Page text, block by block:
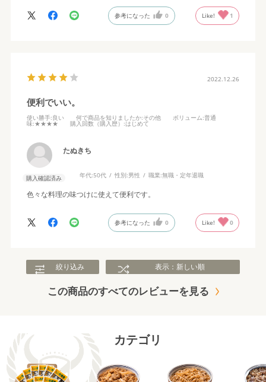
参考になった 0 Like! 1
2022.12.26
便利でいい。
使い勝手:良い 何で商品を知りましたか:その他 ボリューム:普通
味:★★★★ 購入回数（購入歴） :はじめて
たぬきち
購入確認済み 年代:50代 性別:男性 職業:無職・定年退職
色々な料理の味つけに使えて便利です。
参考になった 0 Like! 0
絞り込み 表示：新しい順
この商品のすべてのレビューを見る
カテゴリ